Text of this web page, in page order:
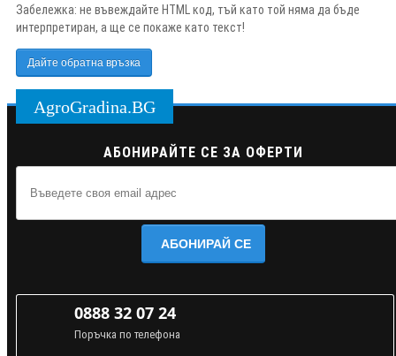
Забележка: не въвеждайте HTML код, тъй като той няма да бъде
интерпретиран, а ще се покаже като текст!
Дайте обратна връзка
AgroGradina.BG
АБОНИРАЙТЕ СЕ ЗА ОФЕРТИ
АБОНИРАЙ СЕ
0888 32 07 24
Поръчка по телефона